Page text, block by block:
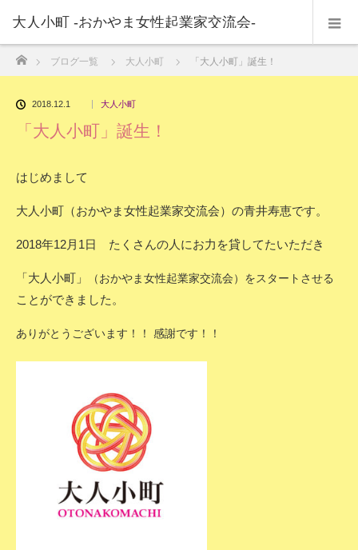
大人小町 -おかやま女性起業家交流会-
ブログ一覧 大人小町 「大人小町」誕生！
2018.12.1 大人小町
「大人小町」誕生！
はじめまして
大人小町（おかやま女性起業家交流会）の青井寿恵です。
2018年12月1日 たくさんの人にお力を貸してたいただき
「大人小町」 （おかやま女性起業家交流会）をスタートさせる
ことができました。
ありがとうございます！！ 感謝です！！